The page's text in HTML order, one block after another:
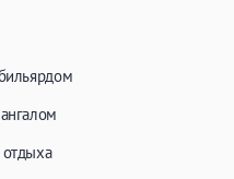
Бассейн на улице